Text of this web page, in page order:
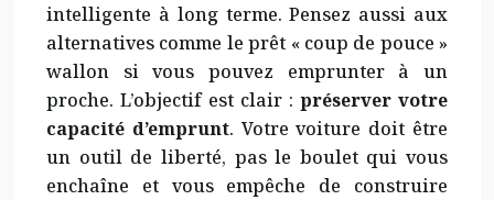
intelligente à long terme. Pensez aussi aux
alternatives comme le prêt « coup de pouce »
wallon si vous pouvez emprunter à un
proche. L’objectif est clair : préserver votre
capacité d’emprunt. Votre voiture doit être
un outil de liberté, pas le boulet qui vous
enchaîne et vous empêche de construire